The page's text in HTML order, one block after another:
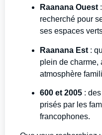
Raanana Ouest
recherché pour
ses espaces
Raanana Est :
plein de charme,
atmosphère
600 et 2005 :
prisés par les
francophones.